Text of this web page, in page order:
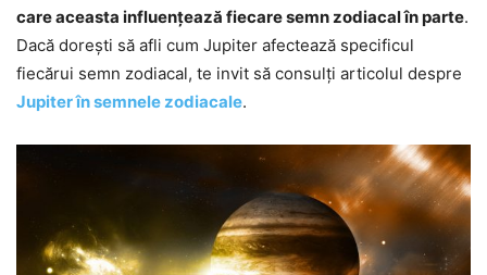
care aceasta influențează fiecare semn zodiacal în parte.
Dacă dorești să afli cum Jupiter afectează specificul
fiecărui semn zodiacal, te invit să consulți articolul despre
Jupiter în semnele zodiacale.